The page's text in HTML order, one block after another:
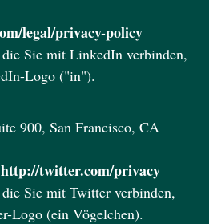
legal/privacy-policy
Sie mit LinkedIn verbinden,
Logo ("in").
900, San Francisco, CA
http://twitter.com/privacy
Sie mit Twitter verbinden,
Logo (ein Vögelchen).